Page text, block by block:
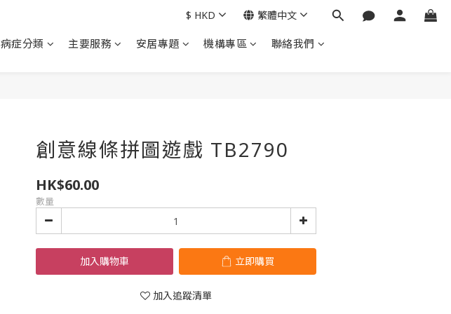
病症分類 主要服務 安居專題 機構專區 聯絡我們
$ HKD 繁體中文
創意線條拼圖遊戲 TB2790
HK$60.00
數量
加入購物車 立即購買
加入追蹤清單